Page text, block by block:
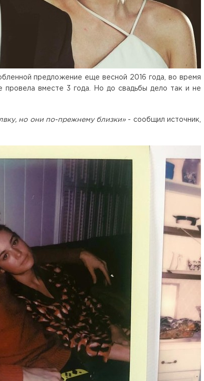
предложение еще весной 2016 года, во время
вместе 3 года. Но до свадьбы дело так и не
но они по-прежнему близки» - сообщил источник,